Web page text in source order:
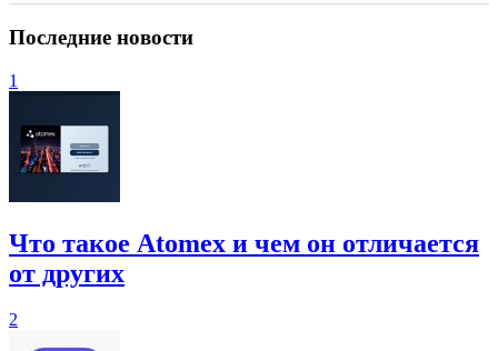
Последние новости
1
Что такое Atomex и чем он отличается
от других
2